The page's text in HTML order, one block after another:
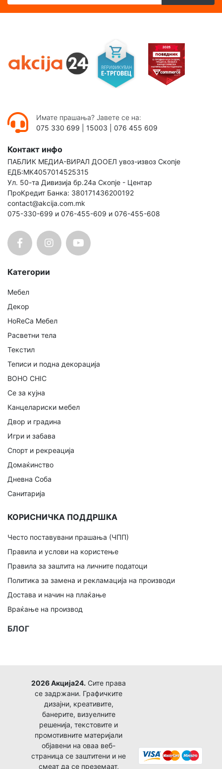
Имате прашања? Јавете се на:
075 330 699
15003 076 455 609
Контакт инфо
ПАБЛИК МЕДИА-ВИРАЛ ДООЕЛ увоз-извоз Скопје
ЕДБ:МК4057014525315
Ул. 50-та Дивизија бр.24а Скопје - Центар
ПроКредит Банка: 380171436200192
contact@akcija.com.mk
075-330-699 и 076-455-609 и 076-455-608
Категории
Мебел
Декор
HoReCa Мебел
Расветни тела
Текстил
Теписи и подна декорација
BOHO CHIC
Се за кујна
Канцелариски мебел
Двор и градина
Игри и забава
Спорт и рекреација
Домаќинство
Дневна Соба
Санитарија
КОРИСНИЧКА ПОДДРШКА
Често поставувани прашања (ЧПП)
Правила и услови на користење
Правила за заштита на личните податоци
Политика за замена и рекламација на производи
Достава и начин на плаќање
Враќање на производ
БЛОГ
2026 Акција24. Сите права
се задржани. Графичките
дизајни, креативите,
банерите, визуелните
решенија, текстовите и
промотивните материјали
објавени на оваа веб-
страница се заштитени и не
смеат да се преземаат,